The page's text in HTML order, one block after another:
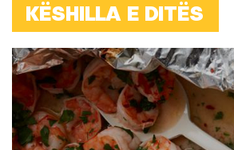
KËSHILLA E DITËS